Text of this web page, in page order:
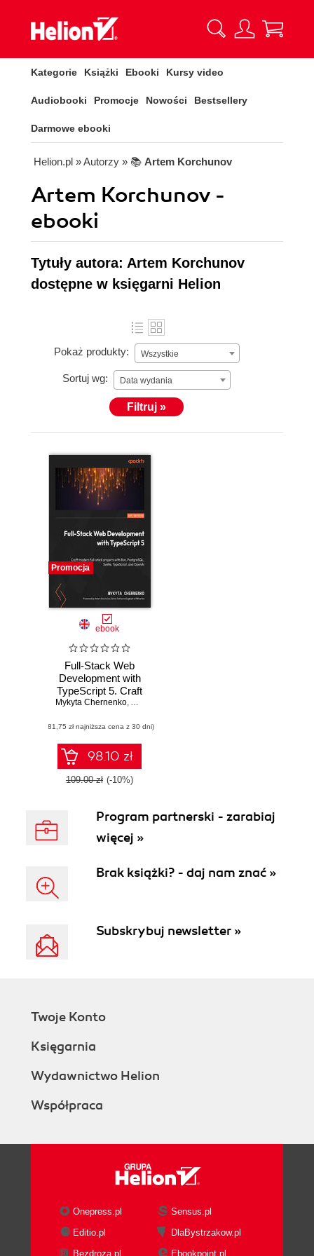
Kategorie Książki Ebooki Kursy video
Audiobooki Promocje Nowości Bestsellery
Darmowe ebooki
Helion.pl » Autorzy » 📚 Artem Korchunov
Artem Korchunov -
ebooki
Tytuły autora: Artem Korchunov
dostępne w księgarni Helion
Pokaż produkty: Wszystkie
Sortuj wg: Data wydania
Filtruj »
Promocja
ebook
Full-Stack Web
Development with
TypeScript 5. Craft
modern full-stack
PostgreSQL,
Svelte, TypeScript,
and OpenAI
Mykyta Chernenko, Artem Korchunov
(81,75 zł najniższa cena z 30 dni)
98.10 zł
109.00 zł (-10%)
Program partnerski - zarabiaj
więcej »
Brak książki? - daj nam znać »
Subskrybuj newsletter »
Twoje Konto
Księgarnia
Wydawnictwo Helion
Współpraca
Onepress.pl
Sensus.pl
Editio.pl
DlaBystrzakow.pl
Bezdroza.pl
Ebookpoint.pl